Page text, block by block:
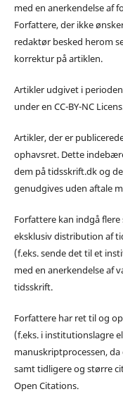
med en anerkendelse af
Forfattere, der ikke
redaktør besked herom
korrektur på artiklen.
Artikler udgivet i
under en CC-BY-NC
Artikler, der er
ophavsret. Dette
dem på tidsskrift.dk og
genudgives uden aftale
Forfattere kan indgå
eksklusiv distribution af
(f.eks. sende det til et
med en anerkendelse
tidsskrift.
Forfattere har ret til og
(f.eks. i institutionslagre
manuskriptprocessen,
samt tidligere og større
Open Citations.